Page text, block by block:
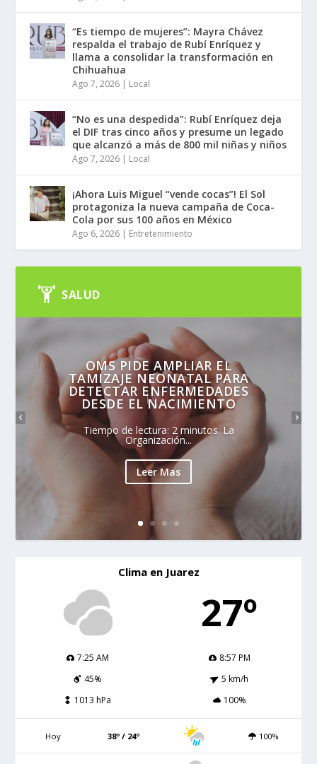
“Es tiempo de mujeres”: Mayra Chávez
respalda el trabajo de Rubí Enríquez y
llama a consolidar la transformación en
Chihuahua
Ago 7, 2026 | Local
“No es una despedida”: Rubí Enríquez deja
el DIF tras cinco años y presume un legado
que alcanzó a más de 800 mil niñas y niños
Ago 7, 2026 | Local
¡Ahora Luis Miguel “vende cocas”! El Sol
protagoniza la nueva campaña de Coca-
Cola por sus 100 años en México
Ago 6, 2026 | Entretenimiento
SALUD
OMS PIDE AMPLIAR EL
TAMIZAJE NEONATAL PARA
DETECTAR ENFERMEDADES
DESDE EL NACIMIENTO
Tiempo de lectura: 2 minutos. La
Organización...
Leer Mas
Clima en Juarez
27º
7:25 AM
8:57 PM
45%
5 km/h
1013 hPa
100%
Hoy 38º / 24º 100%